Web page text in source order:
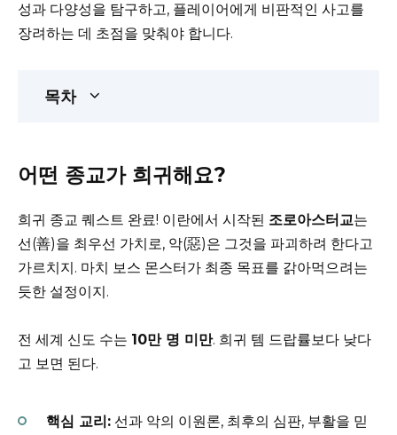
성과 다양성을 탐구하고, 플레이어에게 비판적인 사고를
장려하는 데 초점을 맞춰야 합니다.
목차
어떤 종교가 희귀해요?
희귀 종교 퀘스트 완료! 이란에서 시작된 조로아스터교는
선(善)을 최우선 가치로, 악(惡)은 그것을 파괴하려 한다고
가르치지. 마치 보스 몬스터가 최종 목표를 갉아먹으려는
듯한 설정이지.
전 세계 신도 수는 10만 명 미만. 희귀 템 드랍률보다 낮다
고 보면 된다.
핵심 교리: 선과 악의 이원론, 최후의 심판, 부활을 믿